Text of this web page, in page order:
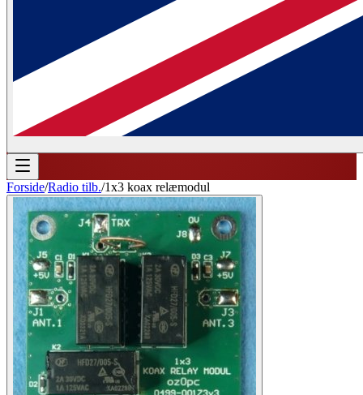
Forside/Radio tilb./1x3 koax relæmodul